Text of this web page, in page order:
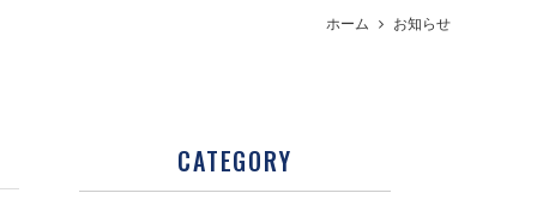
ホーム お知らせ
CATEGORY